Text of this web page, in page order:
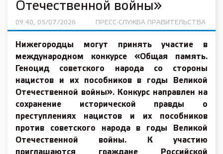
Отечественной войны»
09:40, 05/07/2026 ПРЕСС-СЛУЖБА ПРАВИТЕЛЬСТВА
Нижегородцы могут принять участие в
международном конкурсе «Общая память.
Геноцид советского народа со стороны
нацистов и их пособников в годы Великой
Отечественной войны». Конкурс направлен на
сохранение исторической правды о
преступлениях нацистов и их пособников
против советского народа в годы Великой
Отечественной войны. К участию
приглашаются граждане Российской